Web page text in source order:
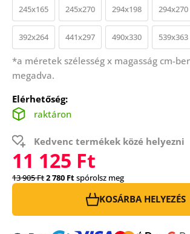
245x165 245x270 294x198 294x270
392x264 441x297 490x330 539x363
*a méretek szélesség x magasság cm-
megadva.
Elérhetőség:
raktáron
Kedvenc termékek közé helyezni
11 125 Ft
13 905 Ft2 780 Ftspórolsz meg
KOSÁRBA HELYEZÉS